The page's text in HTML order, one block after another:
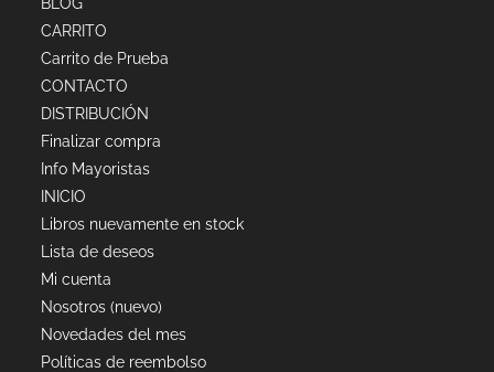
CARRITO
Carrito de Prueba
CONTACTO
DISTRIBUCIÓN
Finalizar compra
Info Mayoristas
INICIO
Libros nuevamente en stock
Lista de deseos
Mi cuenta
Nosotros (nuevo)
Novedades del mes
Políticas de reembolso